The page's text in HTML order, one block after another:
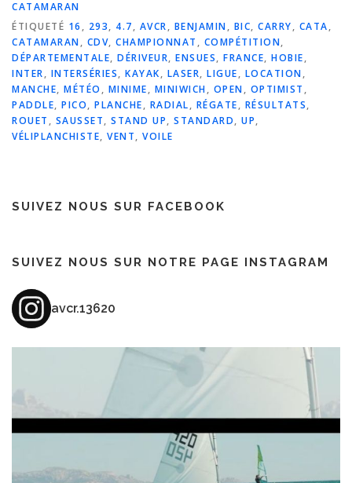
CATAMARAN
ÉTIQUETÉ 16, 293, 4.7, AVCR, BENJAMIN, BIC, CARRY, CATA,
CATAMARAN, CDV, CHAMPIONNAT, COMPÉTITION,
DÉPARTEMENTALE, DÉRIVEUR, ENSUES, FRANCE, HOBIE,
INTER, INTERSÉRIES, KAYAK, LASER, LIGUE, LOCATION,
MANCHE, MÉTÉO, MINIME, MINIWICH, OPEN, OPTIMIST,
PADDLE, PICO, PLANCHE, RADIAL, RÉGATE, RÉSULTATS,
ROUET, SAUSSET, STAND UP, STANDARD, UP,
VÉLIPLANCHISTE, VENT, VOILE
SUIVEZ NOUS SUR FACEBOOK
SUIVEZ NOUS SUR NOTRE PAGE INSTAGRAM
avcr.13620